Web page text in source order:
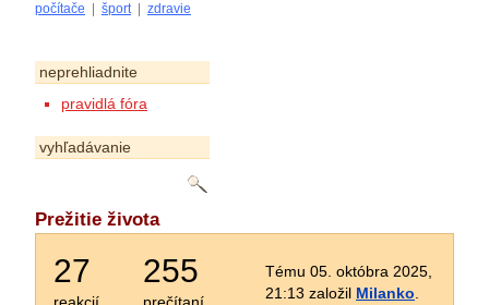
počítače
šport| zdravie
neprehliadnite
pravidlá fóra
vyhľadávanie
Prežitie života
27
reakcií
255
prečítaní
Tému 05. októbra 2025,
21:13 založil Milanko